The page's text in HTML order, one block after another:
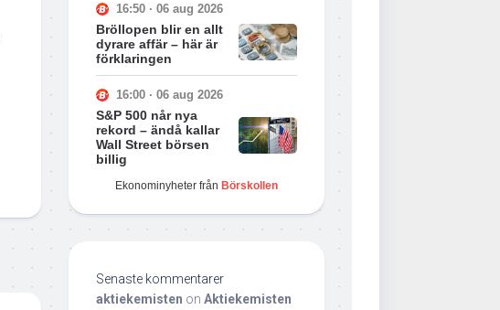
16:50 · 06 aug 2026
Bröllopen blir en allt
dyrare affär – här är
förklaringen
16:00 · 06 aug 2026
S&P 500 når nya
rekord – ändå kallar
Wall Street börsen
billig
Ekonominyheter från Börskollen
Senaste kommentarer
aktiekemisten on Aktiekemisten